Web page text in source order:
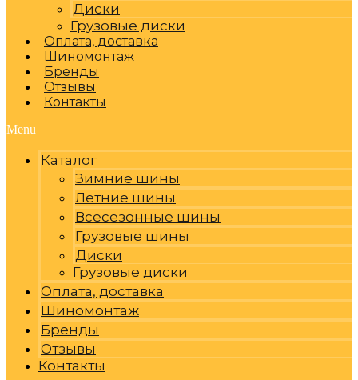
Диски
Грузовые диски
Оплата, доставка
Шиномонтаж
Бренды
Отзывы
Контакты
Menu
Каталог
Зимние шины
Летние шины
Всесезонные шины
Грузовые шины
Диски
Грузовые диски
Оплата, доставка
Шиномонтаж
Бренды
Отзывы
Контакты